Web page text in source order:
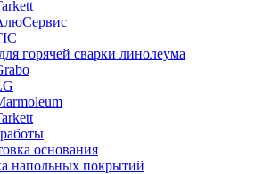
горячей сварки линолеума
основания
напольных покрытий